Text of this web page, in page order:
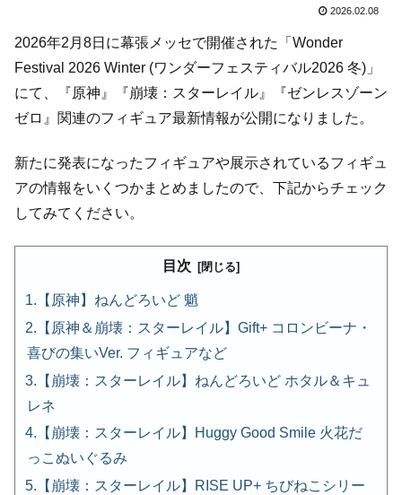
2026.02.08
2026年2月8日に幕張メッセで開催された「Wonder
Festival 2026 Winter (ワンダーフェスティバル2026 冬)」
にて、『原神』『崩壊：スターレイル』『ゼンレスゾーン
ゼロ』関連のフィギュア最新情報が公開になりました。
新たに発表になったフィギュアや展示されているフィギュ
アの情報をいくつかまとめましたので、下記からチェック
してみてください。
目次
【原神】ねんどろいど 魈
【原神＆崩壊：スターレイル】Gift+ コロンビーナ・
喜びの集いVer. フィギュアなど
【崩壊：スターレイル】ねんどろいど ホタル＆キュ
レネ
【崩壊：スターレイル】Huggy Good Smile 火花だ
っこぬいぐるみ
【崩壊：スターレイル】RISE UP+ ちびねこシリー